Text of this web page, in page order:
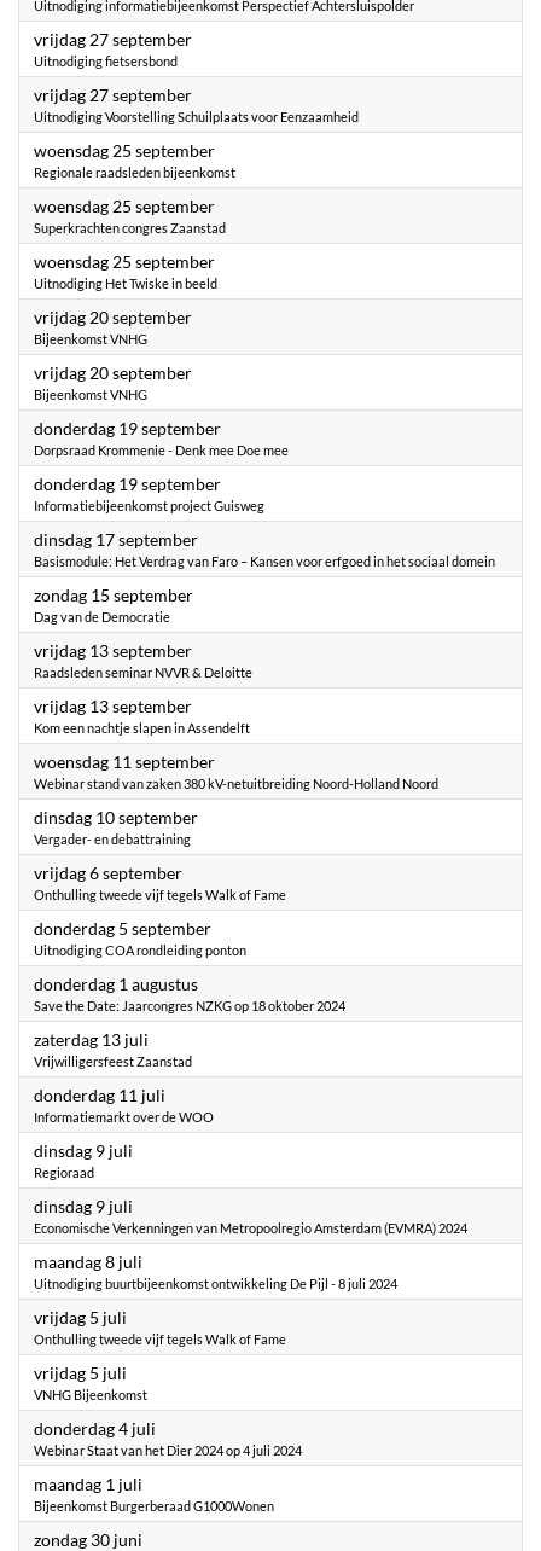
Uitnodiging informatiebijeenkomst Perspectief Achtersluispolder
vrijdag 27 september2024
Uitnodiging fietsersbond
vrijdag 27 september2024
Uitnodiging Voorstelling Schuilplaats voor Eenzaamheid
woensdag 25 september2024
Regionale raadsleden bijeenkomst
woensdag 25 september2024
Superkrachten congres Zaanstad
woensdag 25 september2024
Uitnodiging Het Twiske in beeld
vrijdag 20 september2024
Bijeenkomst VNHG
vrijdag 20 september2024
Bijeenkomst VNHG
donderdag 19 september2024
Dorpsraad Krommenie - Denk mee Doe mee
donderdag 19 september2024
Informatiebijeenkomst project Guisweg
dinsdag 17 september2024
Basismodule: Het Verdrag van Faro – Kansen voor erfgoed in het sociaal domein
zondag 15 september2024
Dag van de Democratie
vrijdag 13 september2024
Raadsleden seminar NVVR & Deloitte
vrijdag 13 september2024
Kom een nachtje slapen in Assendelft
woensdag 11 september2024
Webinar stand van zaken 380 kV-netuitbreiding Noord-Holland Noord
dinsdag 10 september2024
Vergader- en debattraining
vrijdag 6 september2024
Onthulling tweede vijf tegels Walk of Fame
donderdag 5 september2024
Uitnodiging COA rondleiding ponton
donderdag 1 augustus2024
Save the Date: Jaarcongres NZKG op 18 oktober 2024
zaterdag 13 juli
Vrijwilligersfeest Zaanstad
donderdag 11 juli
Informatiemarkt over de WOO
dinsdag 9 juli
Regioraad
dinsdag 9 juli
Economische Verkenningen van Metropoolregio Amsterdam (EVMRA) 2024
maandag 8 juli
Uitnodiging buurtbijeenkomst ontwikkeling De Pijl - 8 juli 2024
vrijdag 5 juli
Onthulling tweede vijf tegels Walk of Fame
vrijdag 5 juli
VNHG Bijeenkomst
donderdag 4 juli
Webinar Staat van het Dier 2024 op 4 juli 2024
maandag 1 juli
Bijeenkomst Burgerberaad G1000Wonen
zondag 30 juni